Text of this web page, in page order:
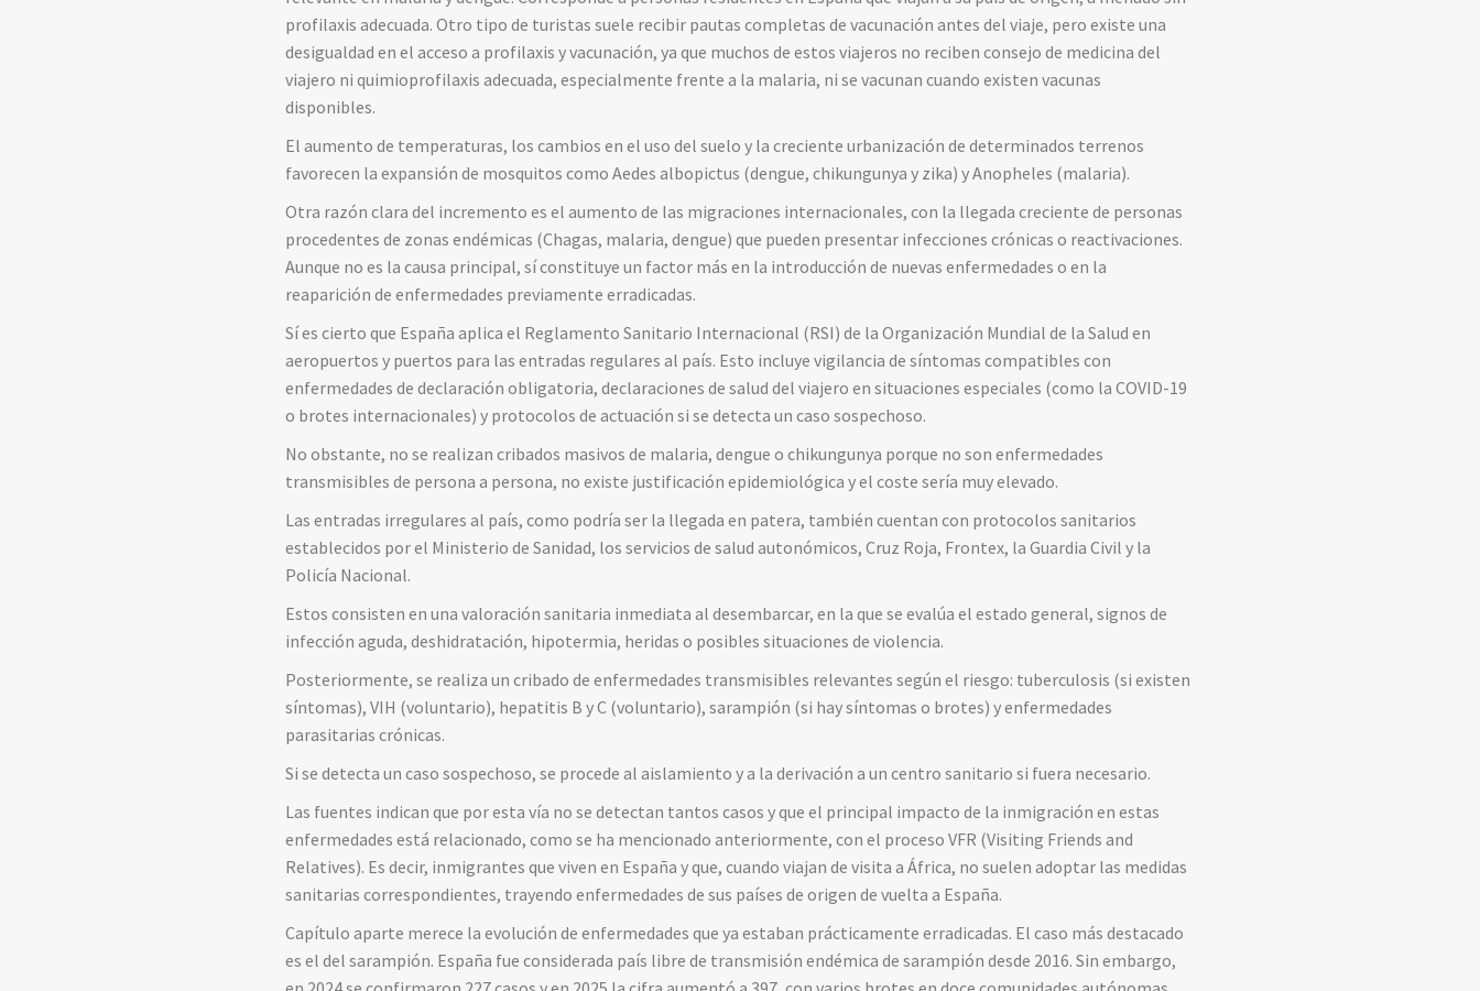
profilaxis adecuada. Otro tipo de turistas suele recibir pautas completas de vacunación antes del viaje, pero existe una
desigualdad en el acceso a profilaxis y vacunación, ya que muchos de estos viajeros no reciben consejo de medicina del
viajero ni quimioprofilaxis adecuada, especialmente frente a la malaria, ni se vacunan cuando existen vacunas
disponibles.
El aumento de temperaturas, los cambios en el uso del suelo y la creciente urbanización de determinados terrenos
favorecen la expansión de mosquitos como Aedes albopictus (dengue, chikungunya y zika) y Anopheles (malaria).
Otra razón clara del incremento es el aumento de las migraciones internacionales, con la llegada creciente de personas
procedentes de zonas endémicas (Chagas, malaria, dengue) que pueden presentar infecciones crónicas o reactivaciones.
Aunque no es la causa principal, sí constituye un factor más en la introducción de nuevas enfermedades o en la
reaparición de enfermedades previamente erradicadas.
Sí es cierto que España aplica el Reglamento Sanitario Internacional (RSI) de la Organización Mundial de la Salud en
aeropuertos y puertos para las entradas regulares al país. Esto incluye vigilancia de síntomas compatibles con
enfermedades de declaración obligatoria, declaraciones de salud del viajero en situaciones especiales (como la COVID-19
o brotes internacionales) y protocolos de actuación si se detecta un caso sospechoso.
No obstante, no se realizan cribados masivos de malaria, dengue o chikungunya porque no son enfermedades
transmisibles de persona a persona, no existe justificación epidemiológica y el coste sería muy elevado.
Las entradas irregulares al país, como podría ser la llegada en patera, también cuentan con protocolos sanitarios
establecidos por el Ministerio de Sanidad, los servicios de salud autonómicos, Cruz Roja, Frontex, la Guardia Civil y la
Policía Nacional.
Estos consisten en una valoración sanitaria inmediata al desembarcar, en la que se evalúa el estado general, signos de
infección aguda, deshidratación, hipotermia, heridas o posibles situaciones de violencia.
Posteriormente, se realiza un cribado de enfermedades transmisibles relevantes según el riesgo: tuberculosis (si existen
síntomas), VIH (voluntario), hepatitis B y C (voluntario), sarampión (si hay síntomas o brotes) y enfermedades
parasitarias crónicas.
Si se detecta un caso sospechoso, se procede al aislamiento y a la derivación a un centro sanitario si fuera necesario.
Las fuentes indican que por esta vía no se detectan tantos casos y que el principal impacto de la inmigración en estas
enfermedades está relacionado, como se ha mencionado anteriormente, con el proceso VFR (Visiting Friends and
Relatives). Es decir, inmigrantes que viven en España y que, cuando viajan de visita a África, no suelen adoptar las medidas
sanitarias correspondientes, trayendo enfermedades de sus países de origen de vuelta a España.
Capítulo aparte merece la evolución de enfermedades que ya estaban prácticamente erradicadas. El caso más destacado
es el del sarampión. España fue considerada país libre de transmisión endémica de sarampión desde 2016. Sin embargo,